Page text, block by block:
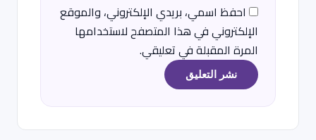
احفظ اسمي، بريدي الإلكتروني، والموقع
الإلكتروني في هذا المتصفح لاستخدامها
المرة المقبلة في تعليقي.